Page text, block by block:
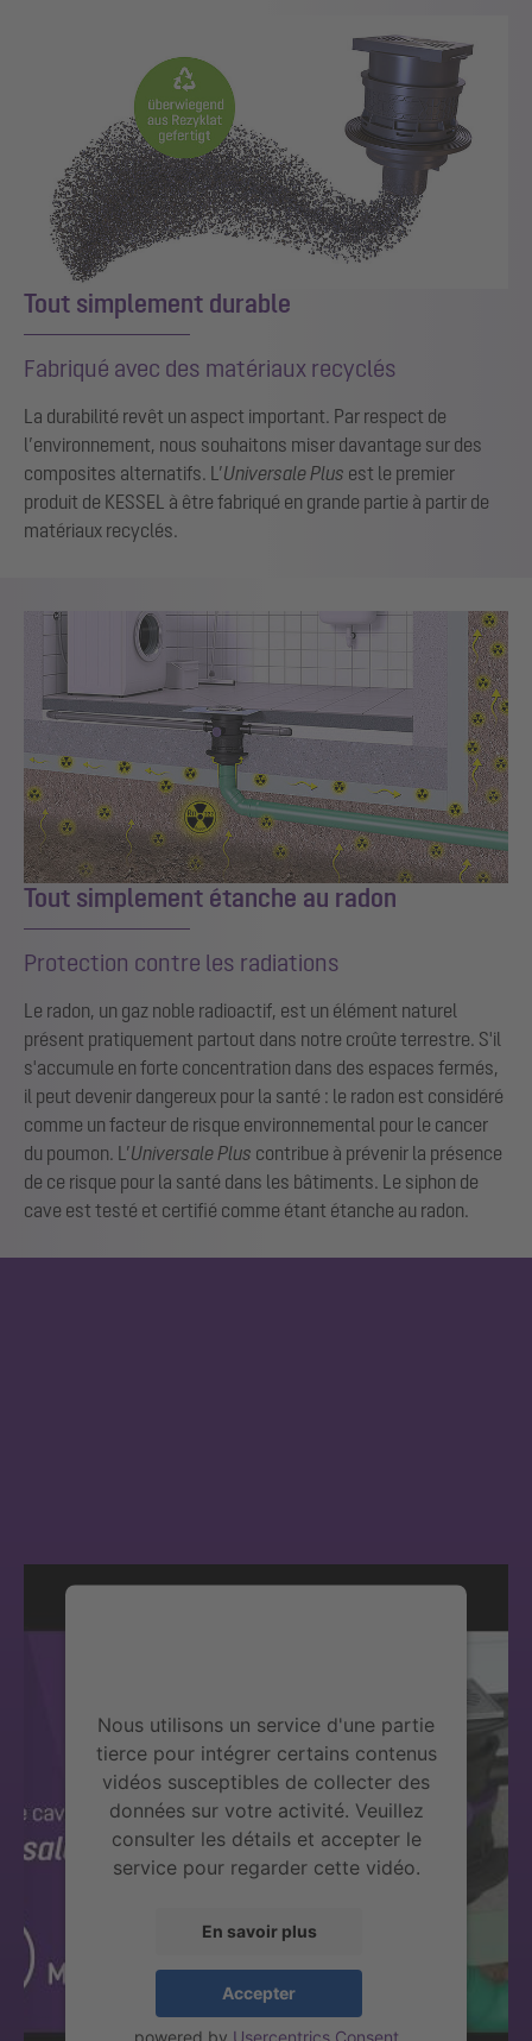
Tout simplement durable
Fabriqué avec des matériaux recyclés
La durabilité revêt un aspect important. Par respect de
l’environnement, nous souhaitons miser davantage sur des
composites alternatifs. L’Universale Plus est le premier
produit de KESSEL à être fabriqué en grande partie à partir de
matériaux recyclés.
Tout simplement étanche au radon
Protection contre les radiations
Le radon, un gaz noble radioactif, est un élément naturel
présent pratiquement partout dans notre croûte terrestre. S'il
s'accumule en forte concentration dans des espaces fermés,
il peut devenir dangereux pour la santé : le radon est considéré
comme un facteur de risque environnemental pour le cancer
du poumon. L’Universale Plus contribue à prévenir la présence
de ce risque pour la santé dans les bâtiments. Le siphon de
cave est testé et certifié comme étant étanche au radon.
Nous utilisons un service d'une partie
tierce pour intégrer certains contenus
vidéos susceptibles de collecter des
données sur votre activité. Veuillez
consulter les détails et accepter le
service pour regarder cette vidéo.
En savoir plus
Accepter
powered by Usercentrics Consent